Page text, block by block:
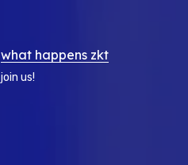
what happens zkt
join us!